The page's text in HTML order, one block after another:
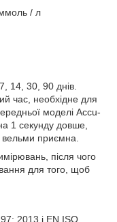
/ л
14, 30, 90 днів.
час, необхідне для
моделі Accu-
1 секунду довше,
вельми приємна.
після чого
для того, щоб
2013 і EN ISO